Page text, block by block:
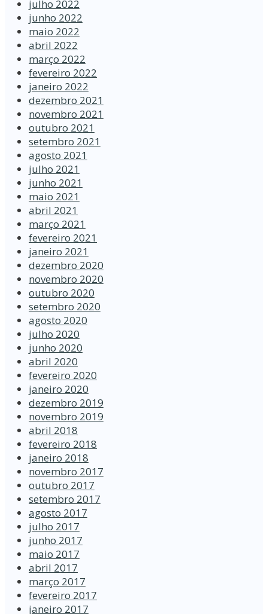
julho 2022
junho 2022
maio 2022
abril 2022
março 2022
fevereiro 2022
janeiro 2022
dezembro 2021
novembro 2021
outubro 2021
setembro 2021
agosto 2021
julho 2021
junho 2021
maio 2021
abril 2021
março 2021
fevereiro 2021
janeiro 2021
dezembro 2020
novembro 2020
outubro 2020
setembro 2020
agosto 2020
julho 2020
junho 2020
abril 2020
fevereiro 2020
janeiro 2020
dezembro 2019
novembro 2019
abril 2018
fevereiro 2018
janeiro 2018
novembro 2017
outubro 2017
setembro 2017
agosto 2017
julho 2017
junho 2017
maio 2017
abril 2017
março 2017
fevereiro 2017
janeiro 2017